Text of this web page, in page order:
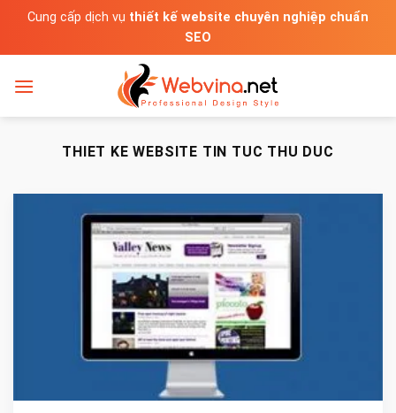
nội
dung
Cung cấp dịch vụ thiết kế website chuyên nghiệp chuẩn
SEO
THIET KE WEBSITE TIN TUC THU DUC